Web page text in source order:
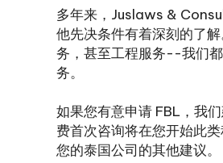
多年来，Juslaws &
他先决条件有着深刻的了
务，甚至工程服务--我们
务。
如果您有意申请 FBL，我
费首次咨询将在您开始此
您的泰国公司的其他建议。